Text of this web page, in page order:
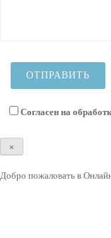
Согласен на
×
Добро пожаловать в